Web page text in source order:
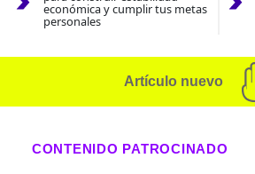
económica y cumplir tus metas
personales
Artículo nuevo
CONTENIDO PATROCINADO